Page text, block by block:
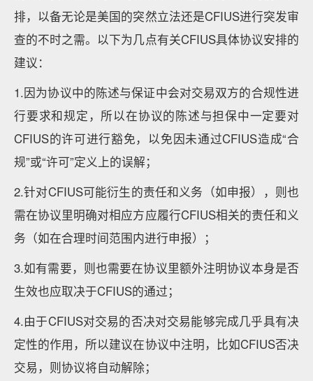
排，以备无论是美国的突然立法还是CFIUS进行突发审
查的不时之需。以下为几点有关CFIUS具体协议安排的
建议：
1.因为协议中的陈述与保证中会对交易双方的合规性进
行要求和规定，所以在协议的陈述与担保中一定要对
CFIUS的许可进行豁免，以免因未通过CFIUS造成“合
规”或“许可”定义上的误解；
2.针对CFIUS可能衍生的责任和义务（如申报），则也
需在协议里明确对相应方应履行CFIUS相关的责任和义
务（如在合理时间范围内进行申报）；
3.如有需要，则也需要在协议里额外注明协议本身是否
生效也应取决于CFIUS的通过；
4.由于CFIUS对交易的否决对交易能够完成几乎具有决
定性的作用，所以建议在协议中注明，比如CFIUS否决
交易，则协议将自动解除；